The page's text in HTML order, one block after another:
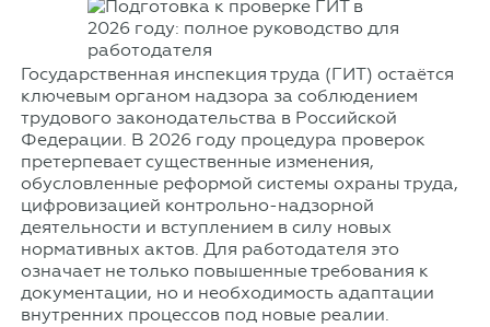
Государственная инспекция труда (ГИТ) остаётся
ключевым органом надзора за соблюдением
трудового законодательства в Российской
Федерации. В 2026 году процедура проверок
претерпевает существенные изменения,
обусловленные реформой системы охраны труда,
цифровизацией контрольно-надзорной
деятельности и вступлением в силу новых
нормативных актов. Для работодателя это
означает не только повышенные требования к
документации, но и необходимость адаптации
внутренних процессов под новые реалии.